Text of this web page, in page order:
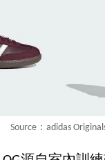
Source：adidas